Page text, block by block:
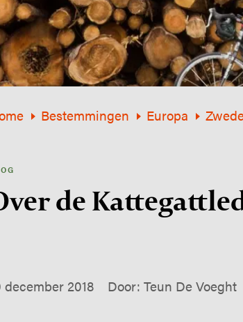
Bestemmingen Europa
de
december 2018 Door: Teun De Voeght